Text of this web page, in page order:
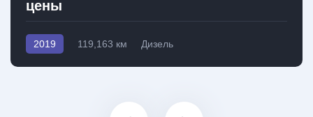
цены
2019 119,163 км Дизель